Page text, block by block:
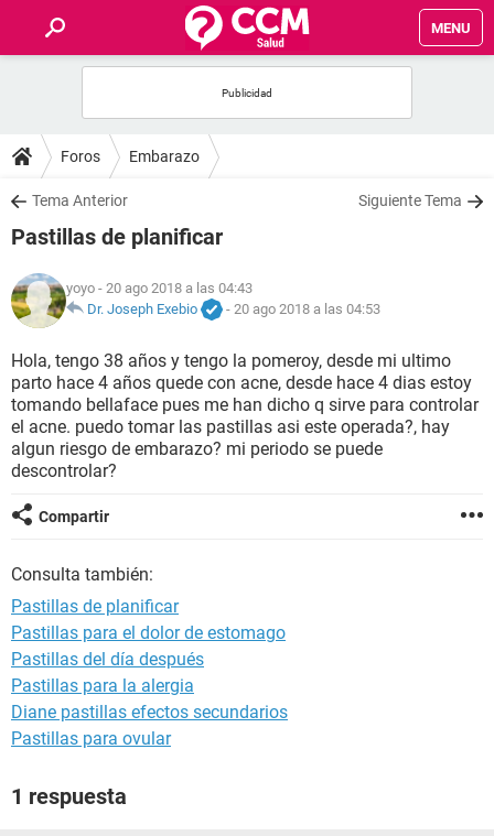
MENU
FOROS
SALUD
NUTRICIÓN
BIENESTAR
SEXUALIDAD
GLOSARIO
Foros Embarazo
Tema Anterior Siguiente Tema
Pastillas de planificar
yoyo - 20 ago 2018 a las 04:43
Dr. Joseph Exebio
- 20 ago 2018 a las 04:53
Hola, tengo 38 años y tengo la pomeroy, desde mi ultimo
parto hace 4 años quede con acne, desde hace 4 dias estoy
tomando bellaface pues me han dicho q sirve para controlar
el acne. puedo tomar las pastillas asi este operada?, hay
algun riesgo de embarazo? mi periodo se puede
descontrolar?
Compartir
Consulta también:
Pastillas de planificar
Pastillas para el dolor de estomago
Pastillas del día después
Pastillas para la alergia
Diane pastillas efectos secundarios
Pastillas para ovular
1 respuesta